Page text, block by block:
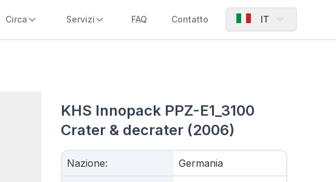
Circa Servizi FAQ Contatto IT
KHS Innopack PPZ-E1_3100
Crater & decrater (2006)
Nazione: Germania